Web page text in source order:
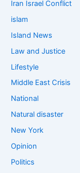
Iran Israel Conflict
islam
Island News
Law and Justice
Lifestyle
Middle East Crisis
National
Natural disaster
New York
Opinion
Politics